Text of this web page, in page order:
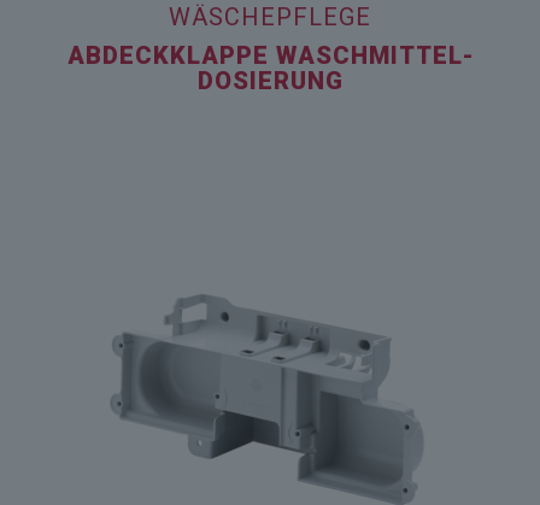
WÄSCHEPFLEGE
ABDECKKLAPPE WASCHMITTEL­
DOSIERUNG